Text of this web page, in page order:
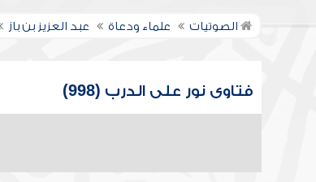
الصوتيات علماء ودعاة عبد العزيز بن باز
فتاوى نور على الدرب (998)